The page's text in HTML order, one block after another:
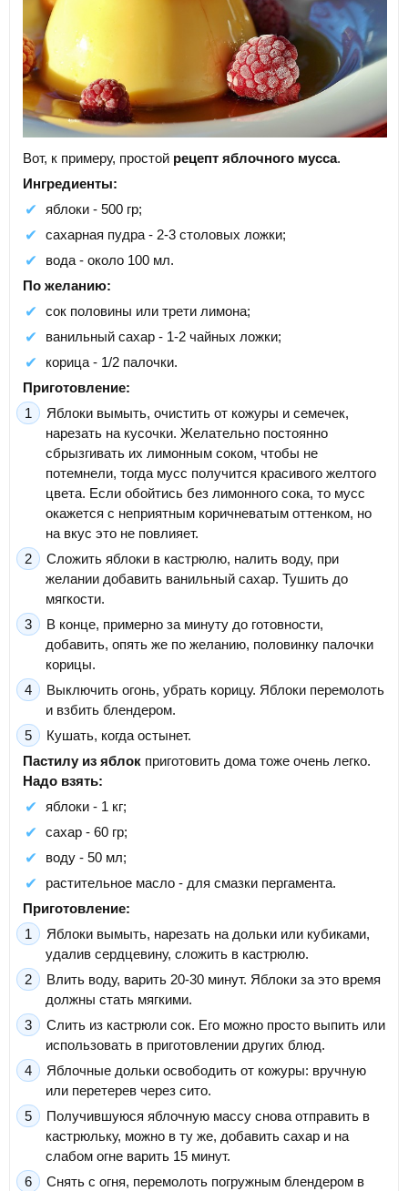
Вот, к примеру, простой рецепт яблочного мусса.
Ингредиенты:
яблоки - 500 гр;
сахарная пудра - 2-3 столовых ложки;
вода - около 100 мл.
По желанию:
сок половины или трети лимона;
ванильный сахар - 1-2 чайных ложки;
корица - 1/2 палочки.
Приготовление:
Яблоки вымыть, очистить от кожуры и семечек,
нарезать на кусочки. Желательно постоянно
сбрызгивать их лимонным соком, чтобы не
потемнели, тогда мусс получится красивого желтого
цвета. Если обойтись без лимонного сока, то мусс
окажется с неприятным коричневатым оттенком, но
на вкус это не повлияет.
Сложить яблоки в кастрюлю, налить воду, при
желании добавить ванильный сахар. Тушить до
мягкости.
В конце, примерно за минуту до готовности,
добавить, опять же по желанию, половинку палочки
корицы.
Выключить огонь, убрать корицу. Яблоки перемолоть
и взбить блендером.
Кушать, когда остынет.
Пастилу из яблок приготовить дома тоже очень легко.
Надо взять:
яблоки - 1 кг;
сахар - 60 гр;
воду - 50 мл;
растительное масло - для смазки пергамента.
Приготовление:
Яблоки вымыть, нарезать на дольки или кубиками,
удалив сердцевину, сложить в кастрюлю.
Влить воду, варить 20-30 минут. Яблоки за это время
должны стать мягкими.
Слить из кастрюли сок. Его можно просто выпить или
использовать в приготовлении других блюд.
Яблочные дольки освободить от кожуры: вручную
или перетерев через сито.
Получившуюся яблочную массу снова отправить в
кастрюльку, можно в ту же, добавить сахар и на
слабом огне варить 15 минут.
Снять с огня, перемолоть погружным блендером в